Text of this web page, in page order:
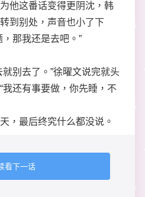
这番话变得更阴沈，韩
到别处，声音也小了下
那我还是去吧。”
别去了。”徐曜文说完就头
我还有事要做，你先睡，不
最后终究什么都没说。
看下一话